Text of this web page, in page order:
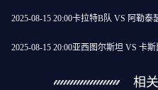
2025-08-15 20:00卡拉特B队 VS 阿勒泰
2025-08-15 20:00亚西图尔斯坦 VS 卡
相